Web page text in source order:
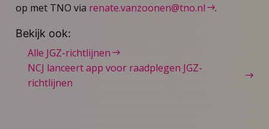
op met TNO via renate.vanzoonen@tno.nl .
Bekijk ook:
Alle JGZ-richtlijnen
NCJ lanceert app voor raadplegen JGZ-
richtlijnen